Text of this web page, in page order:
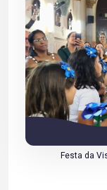
Festa da